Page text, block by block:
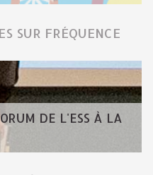
SUR FRÉQUENCE
DE L'ESS À LA